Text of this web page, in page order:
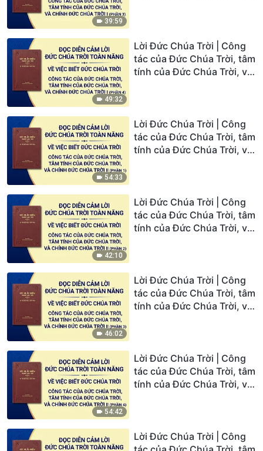
39:59
49:32
Lời Đức Chúa Trời | Công
tác của Đức Chúa Trời, tâm
tính của Đức Chúa Trời, và
54:33
Lời Đức Chúa Trời | Công
tác của Đức Chúa Trời, tâm
tính của Đức Chúa Trời, và
42:10
Lời Đức Chúa Trời | Công
tác của Đức Chúa Trời, tâm
tính của Đức Chúa Trời, và
46:02
Lời Đức Chúa Trời | Công
tác của Đức Chúa Trời, tâm
tính của Đức Chúa Trời, và
54:42
Lời Đức Chúa Trời | Công
tác của Đức Chúa Trời, tâm
tính của Đức Chúa Trời, và
Lời Đức Chúa Trời | Công